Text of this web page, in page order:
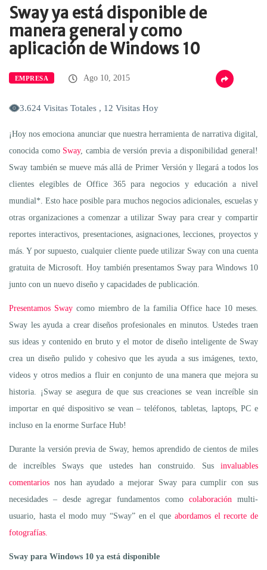
Sway ya está disponible de
manera general y como
aplicación de Windows 10
EMPRESA Ago 10, 2015
3.624 Visitas Totales , 12 Visitas Hoy
¡Hoy nos emociona anunciar que nuestra herramienta de narrativa digital,
conocida como Sway, cambia de versión previa a disponibilidad general!
Sway también se mueve más allá de Primer Versión y llegará a todos los
clientes elegibles de Office 365 para negocios y educación a nivel
mundial*. Esto hace posible para muchos negocios adicionales, escuelas y
otras organizaciones a comenzar a utilizar Sway para crear y compartir
reportes interactivos, presentaciones, asignaciones, lecciones, proyectos y
más. Y por supuesto, cualquier cliente puede utilizar Sway con una cuenta
gratuita de Microsoft. Hoy también presentamos Sway para Windows 10
junto con un nuevo diseño y capacidades de publicación.
Presentamos Sway como miembro de la familia Office hace 10 meses.
Sway les ayuda a crear diseños profesionales en minutos. Ustedes traen
sus ideas y contenido en bruto y el motor de diseño inteligente de Sway
crea un diseño pulido y cohesivo que les ayuda a sus imágenes, texto,
videos y otros medios a fluir en conjunto de una manera que mejora su
historia. ¡Sway se asegura de que sus creaciones se vean increíble sin
importar en qué dispositivo se vean – teléfonos, tabletas, laptops, PC e
incluso en la enorme Surface Hub!
Durante la versión previa de Sway, hemos aprendido de cientos de miles
de increíbles Sways que ustedes han construido. Sus invaluables
comentarios nos han ayudado a mejorar Sway para cumplir con sus
necesidades – desde agregar fundamentos como colaboración multi-
usuario, hasta el modo muy “Sway” en el que abordamos el recorte de
fotografías.
Sway para Windows 10 ya está disponible